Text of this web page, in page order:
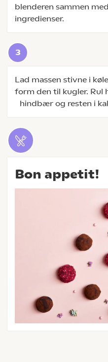
blenderen sammen
ingredienser.
Lad massen stivne i
form den til kugler. Rul
hindbær og resten i
Bon appetit!